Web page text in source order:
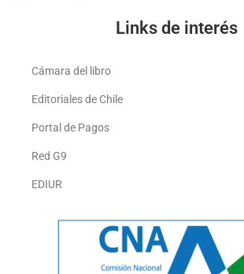
Links de interés
Cámara del libro
Editoriales de Chile
Portal de Pagos
Red G9
EDIUR